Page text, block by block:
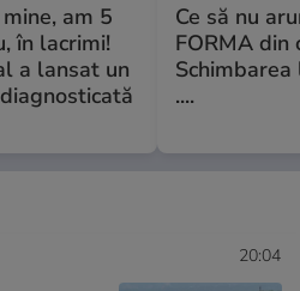
am 5
în lacrimi!
a lansat un
Ce să nu
FORMA din
Schimbarea
....
20:04